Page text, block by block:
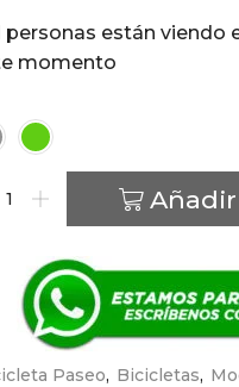
personas están viendo
momento
Paseo, Bicicletas,